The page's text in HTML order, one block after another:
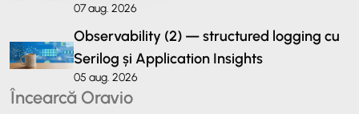
07 aug. 2026
Observability (2) — structured logging cu
Serilog și Application Insights
05 aug. 2026
Încearcă Oravio